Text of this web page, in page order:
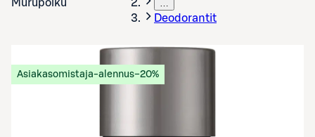
Murupolku …
Deodorantit
Asiakasomistaja-alennus−20%